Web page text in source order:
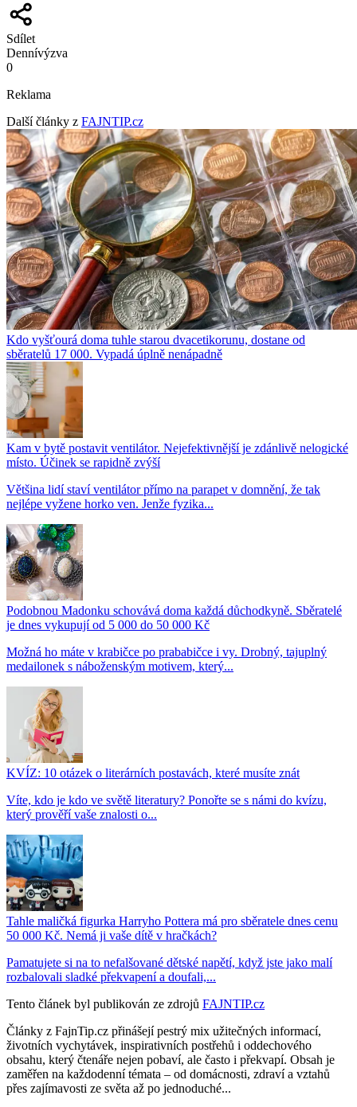
Sdílet
Dennívýzva
0
Reklama
Další články z FAJNTIP.cz
Kdo vyšťourá doma tuhle starou dvacetikorunu, dostane od
sběratelů 17 000. Vypadá úplně nenápadně
Kam v bytě postavit ventilátor. Nejefektivnější je zdánlivě nelogické
místo. Účinek se rapidně zvýší
Většina lidí staví ventilátor přímo na parapet v domnění, že tak
nejlépe vyžene horko ven. Jenže fyzika...
Podobnou Madonku schovává doma každá důchodkyně. Sběratelé
je dnes vykupují od 5 000 do 50 000 Kč
Možná ho máte v krabičce po prababičce i vy. Drobný, tajuplný
medailonek s náboženským motivem, který...
KVÍZ: 10 otázek o literárních postavách, které musíte znát
Víte, kdo je kdo ve světě literatury? Ponořte se s námi do kvízu,
který prověří vaše znalosti o...
Tahle maličká figurka Harryho Pottera má pro sběratele dnes cenu
50 000 Kč. Nemá ji vaše dítě v hračkách?
Pamatujete si na to nefalšované dětské napětí, když jste jako malí
rozbalovali sladké překvapení a doufali,...
Tento článek byl publikován ze zdrojů FAJNTIP.cz
Články z FajnTip.cz přinášejí pestrý mix užitečných informací,
životních vychytávek, inspirativních postřehů i oddechového
obsahu, který čtenáře nejen pobaví, ale často i překvapí. Obsah je
zaměřen na každodenní témata – od domácnosti, zdraví a vztahů
přes zajímavosti ze světa až po jednoduché...